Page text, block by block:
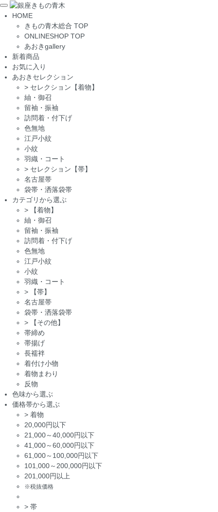
Toggle
navigation
HOME
きもの青木総合 TOP
ONLINESHOP TOP
あおきgallery
新着商品
お気に入り
あおきセレクション
> セレクション【着物】
紬・御召
留袖・振袖
訪問着・付下げ
色無地
江戸小紋
小紋
羽織・コート
> セレクション【帯】
名古屋帯
袋帯・洒落袋帯
カテゴリから選ぶ
>
【着物】
紬・御召
留袖・振袖
訪問着・付下げ
色無地
江戸小紋
小紋
羽織・コート
>
【帯】
名古屋帯
袋帯・洒落袋帯
>
【その他】
帯締め
帯揚げ
長襦袢
着付け小物
着物まわり
反物
色味から選ぶ
価格帯から選ぶ
> 着物
20,000円以下
21,000～40,000円以下
41,000～60,000円以下
61,000～100,000円以下
101,000～200,000円以下
201,000円以上
※税抜価格
> 帯